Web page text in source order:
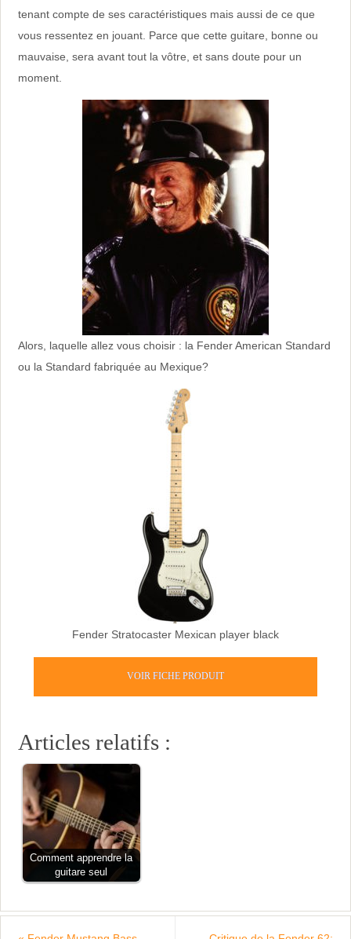
tenant compte de ses caractéristiques mais aussi de ce que
vous ressentez en jouant. Parce que cette guitare, bonne ou
mauvaise, sera avant tout la vôtre, et sans doute pour un
moment.
Alors, laquelle allez vous choisir : la Fender American Standard
ou la Standard fabriquée au Mexique?
Fender Stratocaster Mexican player black
VOIR FICHE PRODUIT
Articles relatifs :
Comment apprendre la
guitare seul